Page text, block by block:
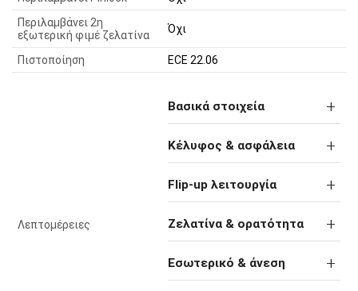
Περιλαμβάνει 2η
εξωτερική φιμέ ζελατίνα
Όχι
Πιστοποίηση ECE 22.06
Λεπτομέρειες
Βασικά στοιχεία
Κέλυφος & ασφάλεια
Flip-up λειτουργία
Ζελατίνα & ορατότητα
Εσωτερικό & άνεση